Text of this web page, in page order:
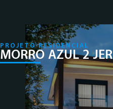
PROJETO RESIDENCIAL
MORRO AZUL 2 JER